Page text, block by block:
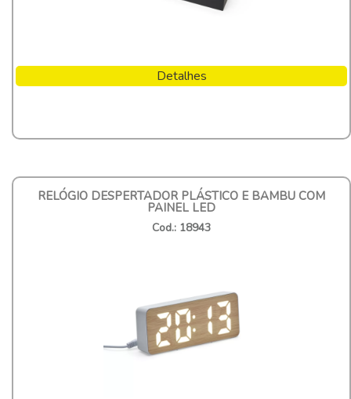
Detalhes
RELÓGIO DESPERTADOR PLÁSTICO E BAMBU COM
PAINEL LED
Cod.: 18943